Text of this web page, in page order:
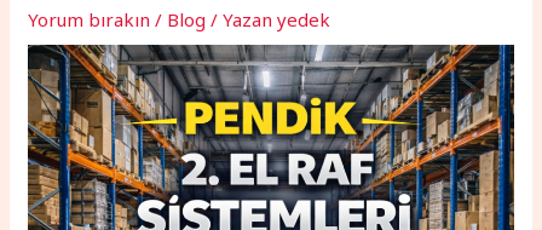
Yorum bırakın / Blog / Yazan yedek